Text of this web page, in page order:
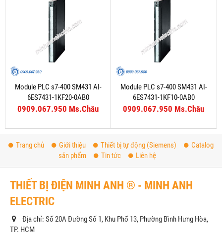
Module PLC s7-400 SM431 AI-
6ES7431-1KF20-0AB0
0909.067.950 Ms.Châu
Module PLC s7-400 SM431 AI-
6ES7431-1KF10-0AB0
0909.067.950 Ms.Châu
Trang chủ Giới thiệu Thiết bị tự động (Siemens)
Catalog
sản phẩm
Tin tức Liên hệ
THIẾT BỊ ĐIỆN MINH ANH ® - MINH ANH
ELECTRIC
Địa chỉ: Số 20A Đường Số 1, Khu Phố 13, Phường Bình Hưng Hòa,
TP. HCM